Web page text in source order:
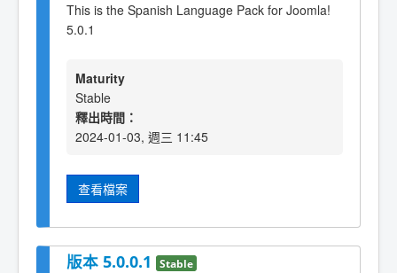
This is the Spanish Language Pack for Joomla!
5.0.1
Maturity
Stable
釋出時間：
2024-01-03, 週三 11:45
查看檔案
版本 5.0.0.1 Stable